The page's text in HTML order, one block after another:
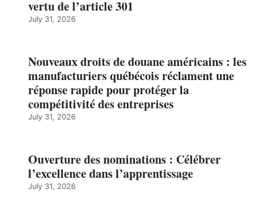
vertu de l’article 301
July 31, 2026
Nouveaux droits de douane américains : les
manufacturiers québécois réclament une
réponse rapide pour protéger la
compétitivité des entreprises
July 31, 2026
Ouverture des nominations : Célébrer
l’excellence dans l’apprentissage
July 31, 2026